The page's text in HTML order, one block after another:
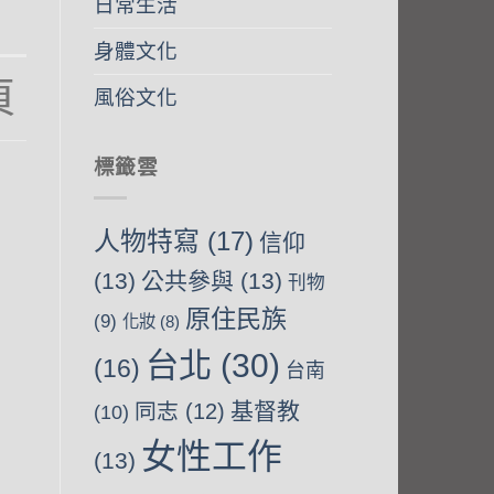
日常生活
身體文化
風俗文化
標籤雲
人物特寫 (17) 信仰
(13) 公共參與 (13) 刊物
(9) 化妝(8) 原住民族
(16) 台北 (30) 台南
(10) 同志 (12) 基督教
(13) 女性工作